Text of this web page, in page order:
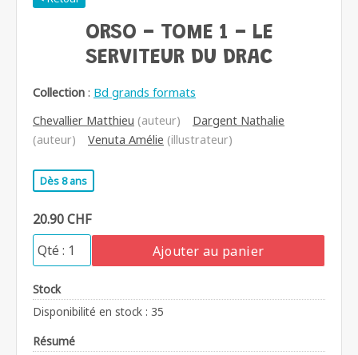
ORSO - TOME 1 - LE
SERVITEUR DU DRAC
Collection : Bd grands formats
Chevallier Matthieu (auteur)
Dargent Nathalie
(auteur)
Venuta Amélie (illustrateur)
Dès 8 ans
20.90 CHF
Ajouter au panier
Stock
Disponibilité en stock : 35
Résumé